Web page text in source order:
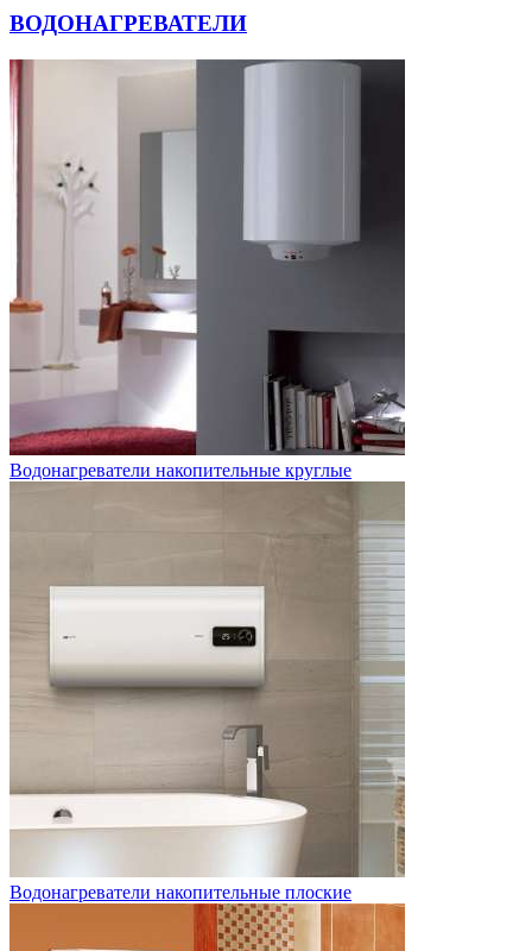
ВОДОНАГРЕВАТЕЛИ
Водонагреватели накопительные круглые
Водонагреватели накопительные плоские